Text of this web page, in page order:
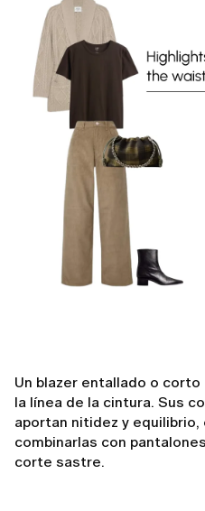
Un blazer entallado o
la línea de la cintura. Sus
aportan nitidez y
combinarlas con
corte sastre.